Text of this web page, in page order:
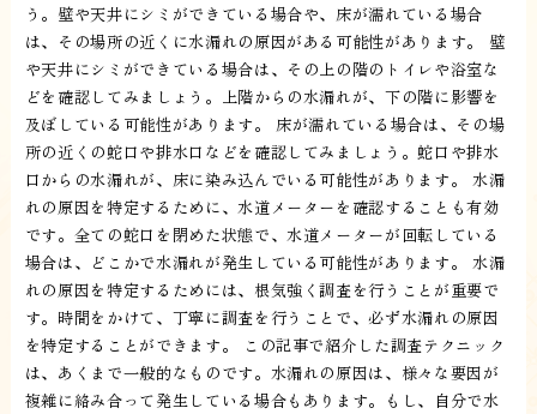
う。壁や天井にシミができている場合や、床が濡れている場合
は、その場所の近くに水漏れの原因がある可能性があります。 壁
や天井にシミができている場合は、その上の階のトイレや浴室な
どを確認してみましょう。上階からの水漏れが、下の階に影響を
及ぼしている可能性があります。 床が濡れている場合は、その場
所の近くの蛇口や排水口などを確認してみましょう。蛇口や排水
口からの水漏れが、床に染み込んでいる可能性があります。 水漏
れの原因を特定するために、水道メーターを確認することも有効
です。全ての蛇口を閉めた状態で、水道メーターが回転している
場合は、どこかで水漏れが発生している可能性があります。 水漏
れの原因を特定するためには、根気強く調査を行うことが重要で
す。時間をかけて、丁寧に調査を行うことで、必ず水漏れの原因
を特定することができます。 この記事で紹介した調査テクニック
は、あくまで一般的なものです。水漏れの原因は、様々な要因が
複雑に絡み合って発生している場合もあります。もし、自分で水